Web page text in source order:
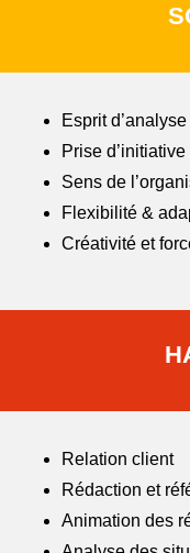
Esprit d’analyse
Prise d’initiative
Sens de
Flexibilité &
Créativité et
Relation client
Rédaction et
Animation des